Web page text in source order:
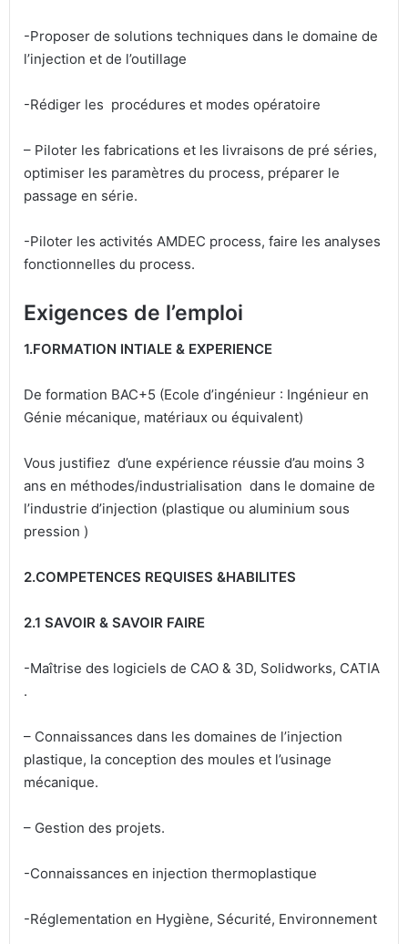
-Proposer de solutions techniques dans le domaine de
l’injection et de l’outillage
-Rédiger les procédures et modes opératoire
– Piloter les fabrications et les livraisons de pré séries,
optimiser les paramètres du process, préparer le
passage en série.
-Piloter les activités AMDEC process, faire les analyses
fonctionnelles du process.
Exigences de l’emploi
1.FORMATION INTIALE & EXPERIENCE
De formation BAC+5 (Ecole d’ingénieur : Ingénieur en
Génie mécanique, matériaux ou équivalent)
Vous justifiez d’une expérience réussie d’au moins 3
ans en méthodes/industrialisation dans le domaine de
l’industrie d’injection (plastique ou aluminium sous
pression )
2.COMPETENCES REQUISES &HABILITES
2.1 SAVOIR & SAVOIR FAIRE
-Maîtrise des logiciels de CAO & 3D, Solidworks, CATIA
.
– Connaissances dans les domaines de l’injection
plastique, la conception des moules et l’usinage
mécanique.
– Gestion des projets.
-Connaissances en injection thermoplastique
-Réglementation en Hygiène, Sécurité, Environnement